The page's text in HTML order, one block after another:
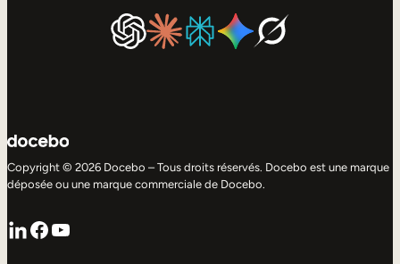
Copyright © 2026 Docebo – Tous droits réservés. Docebo est une marque
déposée ou une marque commerciale de Docebo.
LinkedIn
Facebook
YouTube